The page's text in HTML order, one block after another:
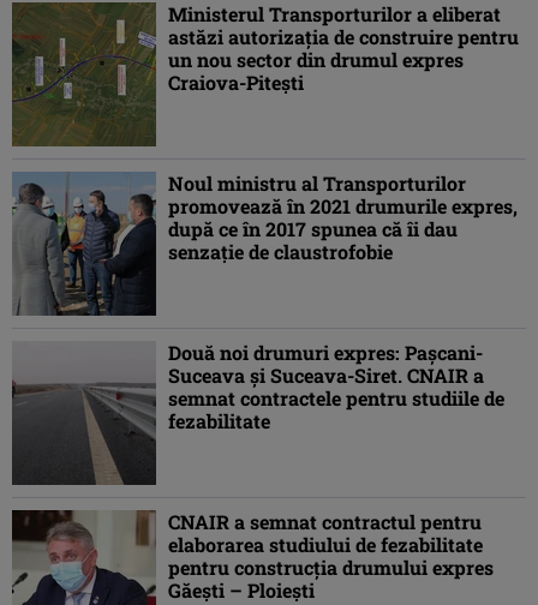
Ministerul Transporturilor a eliberat
astăzi autorizația de construire pentru
un nou sector din drumul expres
Craiova-Pitești
Noul ministru al Transporturilor
promovează în 2021 drumurile expres,
după ce în 2017 spunea că îi dau
senzație de claustrofobie
Două noi drumuri expres: Paşcani-
Suceava şi Suceava-Siret. CNAIR a
semnat contractele pentru studiile de
fezabilitate
CNAIR a semnat contractul pentru
elaborarea studiului de fezabilitate
pentru construcția drumului expres
Găești – Ploiești